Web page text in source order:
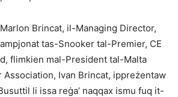
Brincat, il-Managing Director,
tas-Snooker tal-Premier, CE
flimkien mal-President tal-Malta
Association, Ivan Brincat, ippreżentaw
li issa reġa’ naqqax ismu fuq it-